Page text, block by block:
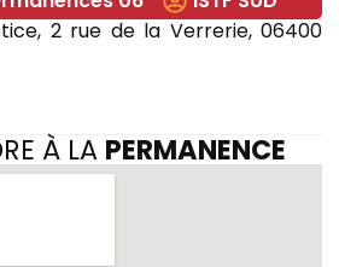
2 rue de la Verrerie, 06400
À LA PERMANENCE